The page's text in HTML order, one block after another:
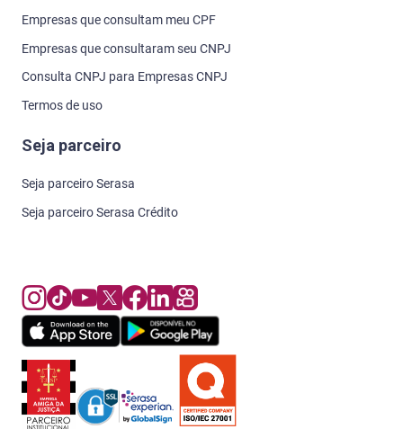
Empresas que consultam meu CPF
Empresas que consultaram seu CNPJ
Consulta CNPJ para Empresas CNPJ
Termos de uso
Seja parceiro
Seja parceiro Serasa
Seja parceiro Serasa Crédito